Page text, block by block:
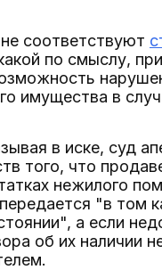
соответствуют
по смыслу,
имущества в
в иске, суд
того, что
нежилого
"в том
а если
об их наличии